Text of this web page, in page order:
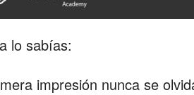
lo sabías:
impresión nunca se